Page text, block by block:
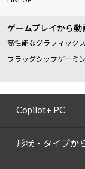
ゲームプレイから動
高性能なグラフィック
フラッグシップゲーミ
Copilot+ PC
形状・タイプか